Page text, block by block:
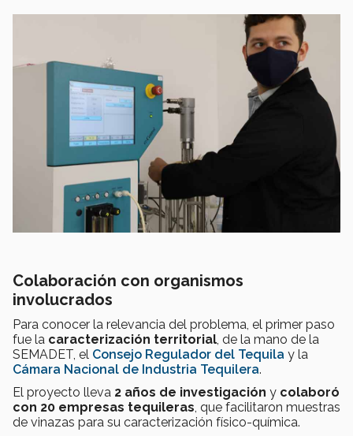
Colaboración con organismos
involucrados
Para conocer la relevancia del problema, el primer paso
fue la caracterización territorial, de la mano de la
SEMADET, el Consejo Regulador del Tequila y la
Cámara Nacional de Industria Tequilera.
El proyecto lleva 2 años de investigación y colaboró
con 20 empresas tequileras, que facilitaron muestras
de vinazas para su caracterización físico-química.